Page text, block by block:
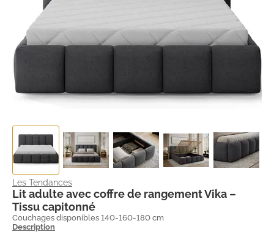
Les Tendances
Lit adulte avec coffre de rangement Vika –
Tissu capitonné
Couchages disponibles 140-160-180 cm
Description